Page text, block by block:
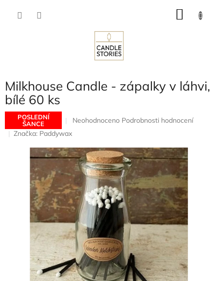
Milkhouse Candle - zápalky v láhvi,
bílé 60 ks
POSLEDNÍ
ŠANCE
Průměrné
je
0,0
z
5
hvězdiček.
Neohodnoceno Podrobnosti hodnocení
Značka: Paddywax